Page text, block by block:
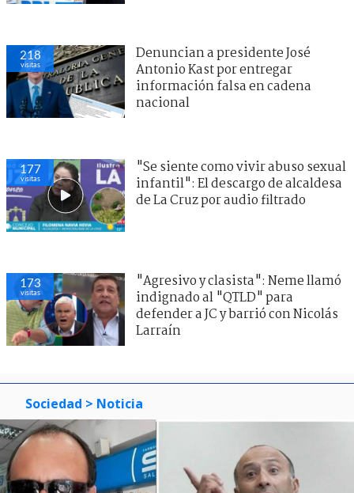
218
visitas
Denuncian a presidente José
Antonio Kast por entregar
información falsa en cadena
nacional
177
visitas
"Se siente como vivir abuso sexual
infantil": El descargo de alcaldesa
de La Cruz por audio filtrado
173
visitas
"Agresivo y clasista": Neme llamó
indignado al "QTLD" para
defender a JC y barrió con Nicolás
Larraín
Sociedad > Noticia